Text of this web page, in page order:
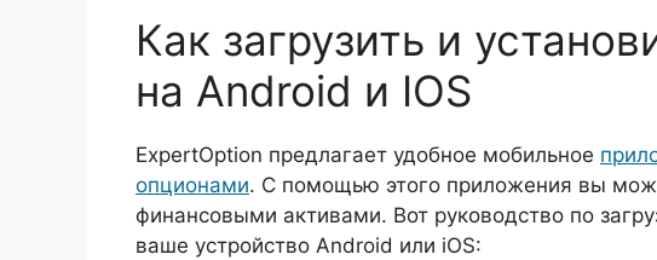
Как загрузить и
на Android и IOS
ExpertOption предлагает удобное мобильное
опционами. С помощью этого приложения вы
финансовыми активами. Вот руководство по
ваше устройство Android или iOS: